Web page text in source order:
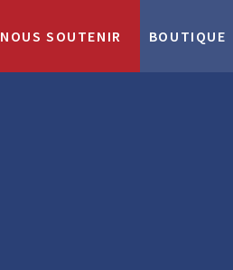
NOUS SOUTENIR BOUTIQUE